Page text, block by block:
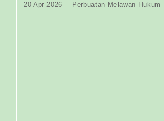
20 Apr 2026 Perbuatan Melawan Hukum